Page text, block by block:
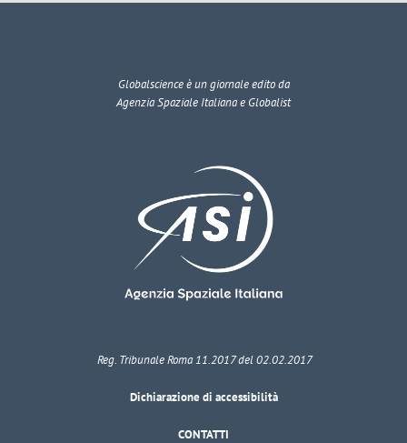
Globalscienceè un giornale edito da
Agenzia Spaziale Italiana e Globalist
Reg. Tribunale Roma 11.2017 del 02.02.2017
Dichiarazione di accessibilità
CONTATTI